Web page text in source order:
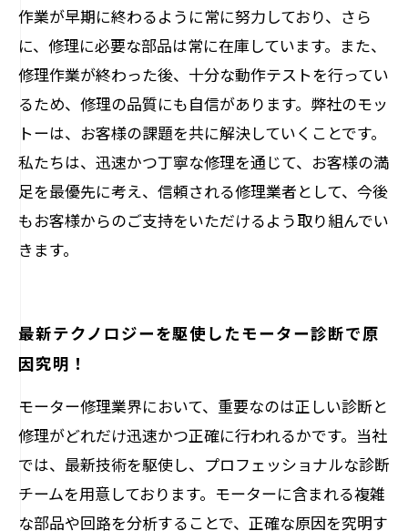
作業が早期に終わるように常に努力しており、さら
に、修理に必要な部品は常に在庫しています。また、
修理作業が終わった後、十分な動作テストを行ってい
るため、修理の品質にも自信があります。弊社のモッ
トーは、お客様の課題を共に解決していくことです。
私たちは、迅速かつ丁寧な修理を通じて、お客様の満
足を最優先に考え、信頼される修理業者として、今後
もお客様からのご支持をいただけるよう取り組んでい
きます。
最新テクノロジーを駆使したモーター診断で原
因究明！
モーター修理業界において、重要なのは正しい診断と
修理がどれだけ迅速かつ正確に行われるかです。当社
では、最新技術を駆使し、プロフェッショナルな診断
チームを用意しております。モーターに含まれる複雑
な部品や回路を分析することで、正確な原因を究明す